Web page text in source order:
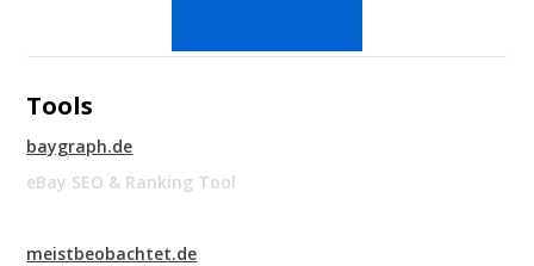
Tools
baygraph.de
eBay SEO & Ranking Tool
meistbeobachtet.de